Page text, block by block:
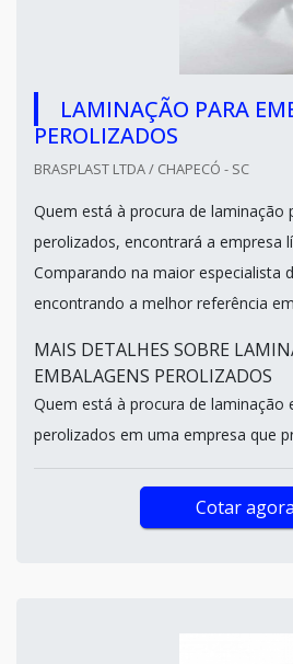
LAMINAÇÃO PARA
PEROLIZADOS
BRASPLAST LTDA / CHAPECÓ - SC
Quem está à procura de laminação
perolizados, encontrará a empresa
Comparando na maior especialista
encontrando a melhor referência
MAIS DETALHES SOBRE
EMBALAGENS PEROLIZADOS
Quem está à procura de laminação
perolizados em uma empresa que
Cotar agora